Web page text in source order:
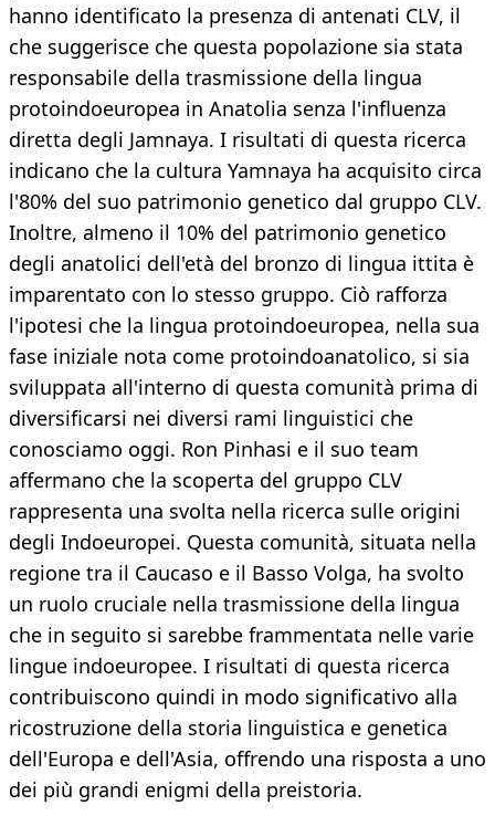
hanno identificato la presenza di antenati CLV, il
che suggerisce che questa popolazione sia stata
responsabile della trasmissione della lingua
protoindoeuropea in Anatolia senza l'influenza
diretta degli Jamnaya. I risultati di questa ricerca
indicano che la cultura Yamnaya ha acquisito circa
l'80% del suo patrimonio genetico dal gruppo CLV.
Inoltre, almeno il 10% del patrimonio genetico
degli anatolici dell'età del bronzo di lingua ittita è
imparentato con lo stesso gruppo. Ciò rafforza
l'ipotesi che la lingua protoindoeuropea, nella sua
fase iniziale nota come protoindoanatolico, si sia
sviluppata all'interno di questa comunità prima di
diversificarsi nei diversi rami linguistici che
conosciamo oggi. Ron Pinhasi e il suo team
affermano che la scoperta del gruppo CLV
rappresenta una svolta nella ricerca sulle origini
degli Indoeuropei. Questa comunità, situata nella
regione tra il Caucaso e il Basso Volga, ha svolto
un ruolo cruciale nella trasmissione della lingua
che in seguito si sarebbe frammentata nelle varie
lingue indoeuropee. I risultati di questa ricerca
contribuiscono quindi in modo significativo alla
ricostruzione della storia linguistica e genetica
dell'Europa e dell'Asia, offrendo una risposta a uno
dei più grandi enigmi della preistoria.